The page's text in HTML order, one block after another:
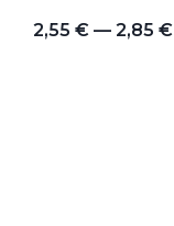
2,55 € — 2,85 €